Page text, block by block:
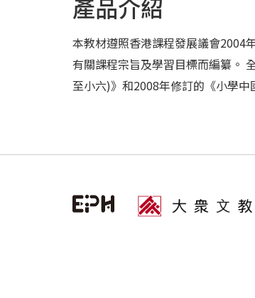
產品介紹
本教材遵照香港課程發展議會2004
有關課程宗旨及學習目標而編纂。
至小六)》和2008年修訂的《小學